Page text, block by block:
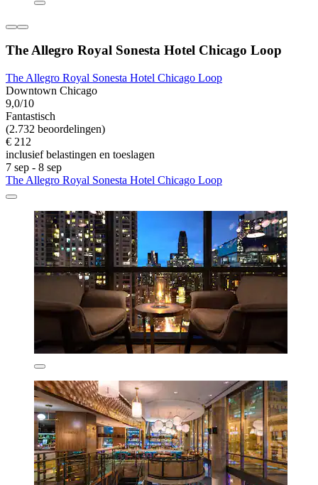
The Allegro Royal Sonesta Hotel Chicago Loop
The Allegro Royal Sonesta Hotel Chicago Loop
Downtown Chicago
9,0/10
Fantastisch
(2.732 beoordelingen)
€ 212
inclusief belastingen en toeslagen
7 sep - 8 sep
The Allegro Royal Sonesta Hotel Chicago Loop